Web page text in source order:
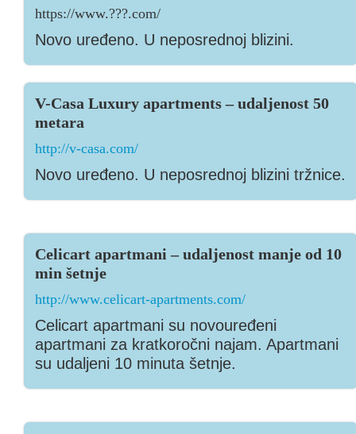
https://www.???.com/
Novo uređeno. U neposrednoj blizini.
V-Casa Luxury apartments – udaljenost 50
metara
http://v-casa.com/
Novo uređeno. U neposrednoj blizini tržnice.
Celicart apartmani – udaljenost manje od 10
min šetnje
http://www.celicart-apartments.com/
Celicart apartmani su novouređeni
apartmani za kratkoročni najam. Apartmani
su udaljeni 10 minuta šetnje.